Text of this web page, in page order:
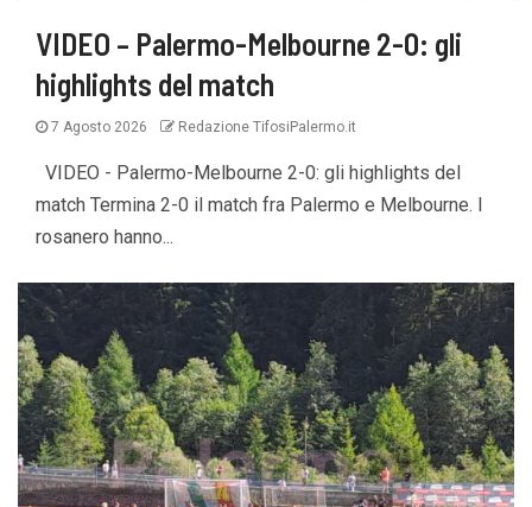
VIDEO – Palermo-Melbourne 2-0: gli
highlights del match
7 Agosto 2026 Redazione TifosiPalermo.it
VIDEO - Palermo-Melbourne 2-0: gli highlights del
match Termina 2-0 il match fra Palermo e Melbourne. I
rosanero hanno...